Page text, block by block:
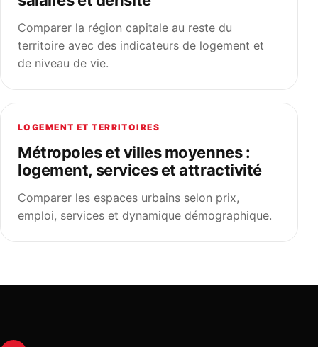
Comparer la région capitale au reste du
territoire avec des indicateurs de logement et
de niveau de vie.
LOGEMENT ET TERRITOIRES
Métropoles et villes moyennes :
logement, services et attractivité
Comparer les espaces urbains selon prix,
emploi, services et dynamique démographique.